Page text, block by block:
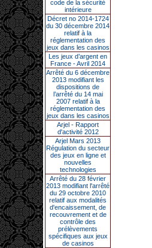
code de la sécurité
intérieure
Décret no 2014-1724
du 30 décembre 2014
relatif à la
réglementation des
jeux dans les casinos
Les jeux d’argent en
France - Avril 2014
Arrêté du 6 décembre
2013 modifiant les
dispositions de
l’arrêté du 14 mai
2007 relatif à la
réglementation des
jeux dans les casinos
Arjel - Rapport
d'activité 2012
Arjel Mars 2013
Régulation du secteur
des jeux en ligne et
nouvelles
technologies
Arrêté du 28 février
2013 modifiant l'arrêté
du 29 octobre 2010
relatif aux modalités
d'encaissement, de
recouvrement et de
contrôle des
prélèvements
spécifiques aux jeux
de casinos